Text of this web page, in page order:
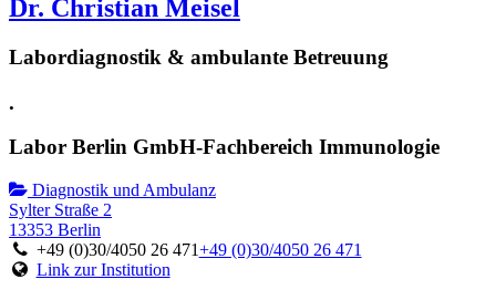
Dr. Christian Meisel
Labordiagnostik & ambulante Betreuung
.
Labor Berlin GmbH-Fachbereich Immunologie
Diagnostik und Ambulanz
Sylter Straße 2
13353 Berlin
+49 (0)30/4050 26 471+49 (0)30/4050 26 471
Link zur Institution